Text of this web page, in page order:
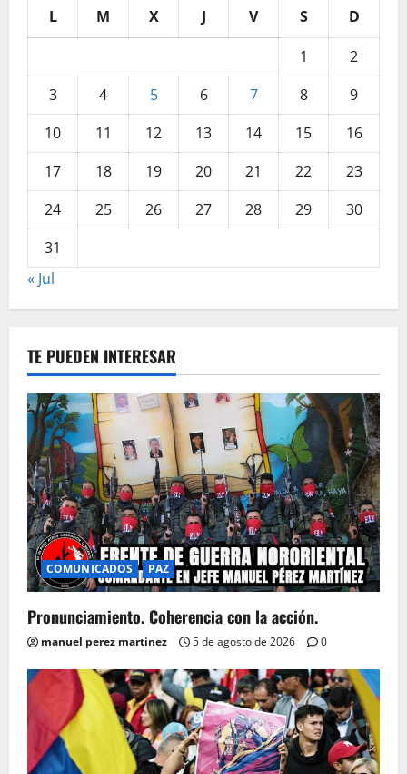
L M X J V S
D
1
2
3
4 5 6 7 8
9
10
11 12 13 14 15
16
17
18 19 20 21 22
23
24
25 26 27 28 29
30
31
« Jul
TE PUEDEN INTERESAR
COMUNICADOS PAZ
Pronunciamiento. Coherencia con la acción.
manuel perez martinez 5 de agosto de 2026 0